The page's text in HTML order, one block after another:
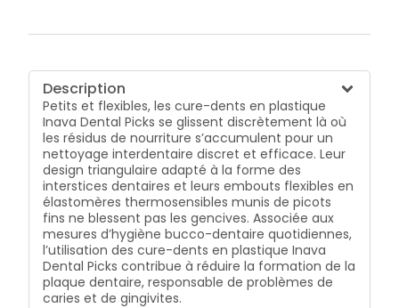
Description
Petits et flexibles, les cure-dents en plastique
Inava Dental Picks se glissent discrètement là où
les résidus de nourriture s’accumulent pour un
nettoyage interdentaire discret et efficace. Leur
design triangulaire adapté à la forme des
interstices dentaires et leurs embouts flexibles en
élastomères thermosensibles munis de picots
fins ne blessent pas les gencives. Associée aux
mesures d’hygiène bucco-dentaire quotidiennes,
l’utilisation des cure-dents en plastique Inava
Dental Picks contribue à réduire la formation de la
plaque dentaire, responsable de problèmes de
caries et de gingivites.